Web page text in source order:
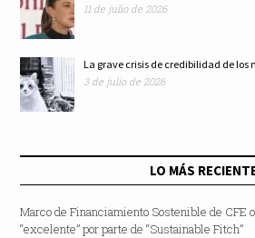
Guerrero11 de julio de 2026
La grave crisis de credibilidad de los
3 de julio de 2026
LO MÁS
Marco de Financiamiento Sostenible de CFE
“excelente” por parte de “Sustainable Fitch”